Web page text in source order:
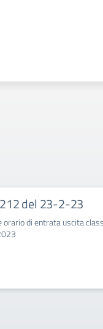
212 del 23-2-23
orario di entrata uscita